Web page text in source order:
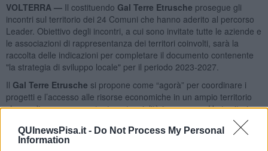
QUInewsPisa.it - Do Not Process My Personal
Information
VOLTERRA — Il costituendo Gal Terre Etrusche prosegue gli
incontri sul territorio dei 24 Comuni che hanno aderito al percorso
Leader. Obiettivo degli incontri, a cui sono invitate tutte le aziende e
le associazioni di rappresentanza dei territori coinvolti, sarà la
raccolta delle indicazioni per completare il documento contenente
"la strategia di sviluppo locale" per il periodo 2023-2027.
Il Gal Terre Etrusche si propone come “agorà” per coordinare i
progetti e l’accesso alle risorse economiche in un ampio territorio
che sa di avere ancora tante potenzialità inespresse. Un territorio
composto da tanti piccoli comuni e soprattutto tante piccole aziende
che hanno bisogno di condividere le proprie esperienze perché si
creino le condizioni ambientali per aiutare e sostenere lo sviluppo